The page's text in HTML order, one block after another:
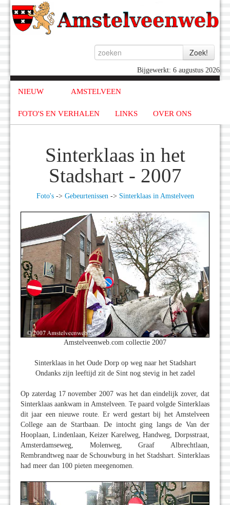
Bijgewerkt: 6 augustus 2026
NIEUW AMSTELVEEN
FOTO'S EN VERHALEN LINKS OVER ONS
Sinterklaas in het
Stadshart - 2007
Foto's-> Gebeurtenissen-> Sinterklaas in Amstelveen
Amstelveenweb.com collectie 2007
Sinterklaas in het Oude Dorp op weg naar het Stadshart
Ondanks zijn leeftijd zit de Sint nog stevig in het zadel
Op zaterdag 17 november 2007 was het dan eindelijk zover, dat
Sinterklaas aankwam in Amstelveen. Te paard volgde Sinterklaas
dit jaar een nieuwe route. Er werd gestart bij het Amstelveen
College aan de Startbaan. De intocht ging langs de Van der
Hooplaan, Lindenlaan, Keizer Karelweg, Handweg, Dorpsstraat,
Amsterdamseweg, Molenweg, Graaf Albrechtlaan,
Rembrandtweg naar de Schouwburg in het Stadshart. Sinterklaas
had meer dan 100 pieten meegenomen.